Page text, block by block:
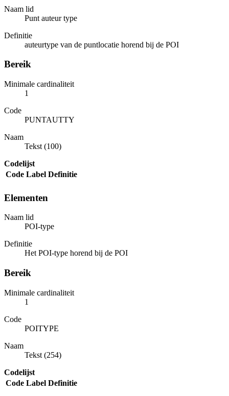
Naam lid
Punt auteur type
Definitie
auteurtype van de puntlocatie horend bij de POI
Bereik
Minimale cardinaliteit
1
Code
PUNTAUTTY
Naam
Tekst (100)
Codelijst
Code Label Definitie
Elementen
Naam lid
POI-type
Definitie
Het POI-type horend bij de POI
Bereik
Minimale cardinaliteit
1
Code
POITYPE
Naam
Tekst (254)
Codelijst
Code Label Definitie